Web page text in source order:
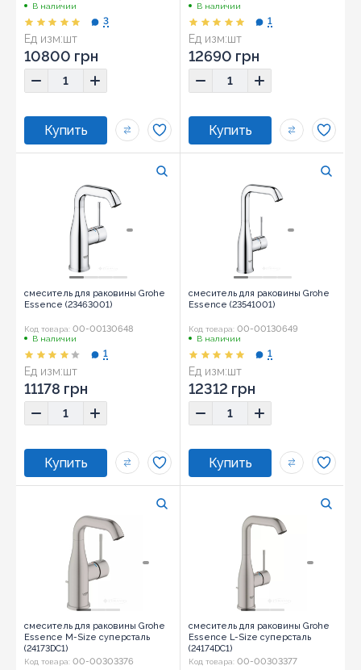
В наличии
Ед изм:шт
3
10800 грн
В наличии
Ед изм:шт
1
12690 грн
смеситель для раковины Grohe
Essence (23463001)
Код товара: 00-00130648
В наличии
Ед изм:шт
1
11178 грн
смеситель для раковины Grohe
Essence (23541001)
Код товара: 00-00130649
В наличии
Ед изм:шт
1
12312 грн
смеситель для раковины Grohe
Essence M-Size суперсталь
(24173DC1)
Код товара: 00-00303376
смеситель для раковины Grohe
Essence L-Size суперсталь
(24174DC1)
Код товара: 00-00303377